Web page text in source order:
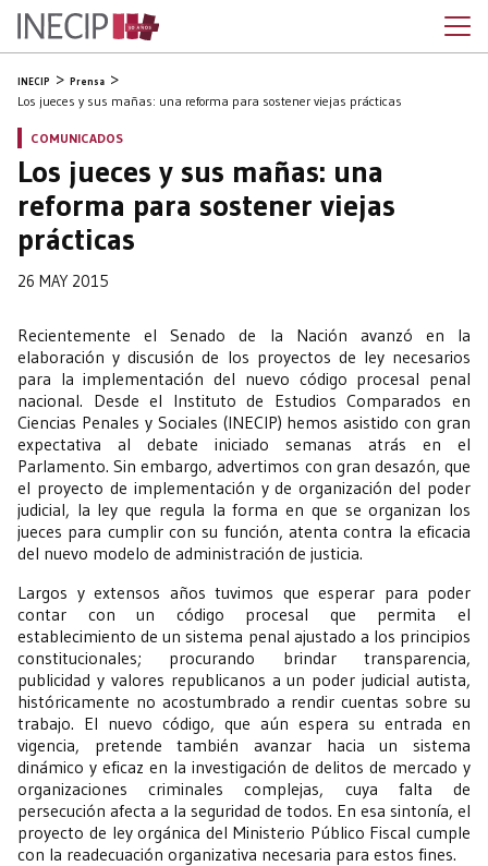
INECIP Prensa
Los jueces y sus mañas: una reforma para sostener viejas prácticas
COMUNICADOS
Los jueces y sus mañas: una
reforma para sostener viejas
prácticas
26 MAY 2015
Recientemente el Senado de la Nación avanzó en la
elaboración y discusión de los proyectos de ley necesarios
para la implementación del nuevo código procesal penal
nacional. Desde el Instituto de Estudios Comparados en
Ciencias Penales y Sociales (INECIP) hemos asistido con gran
expectativa al debate iniciado semanas atrás en el
Parlamento. Sin embargo, advertimos con gran desazón, que
el proyecto de implementación y de organización del poder
judicial, la ley que regula la forma en que se organizan los
jueces para cumplir con su función, atenta contra la eficacia
del nuevo modelo de administración de justicia.
Largos y extensos años tuvimos que esperar para poder
contar con un código procesal que permita el
establecimiento de un sistema penal ajustado a los principios
constitucionales; procurando brindar transparencia,
publicidad y valores republicanos a un poder judicial autista,
históricamente no acostumbrado a rendir cuentas sobre su
trabajo. El nuevo código, que aún espera su entrada en
vigencia, pretende también avanzar hacia un sistema
dinámico y eficaz en la investigación de delitos de mercado y
organizaciones criminales complejas, cuya falta de
persecución afecta a la seguridad de todos. En esa sintonía, el
proyecto de ley orgánica del Ministerio Público Fiscal cumple
con la readecuación organizativa necesaria para estos fines.